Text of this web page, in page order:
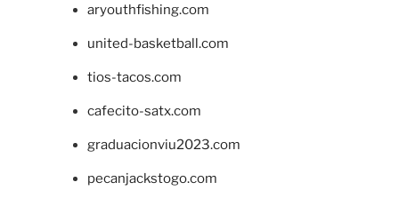
aryouthfishing.com
united-basketball.com
tios-tacos.com
cafecito-satx.com
graduacionviu2023.com
pecanjackstogo.com